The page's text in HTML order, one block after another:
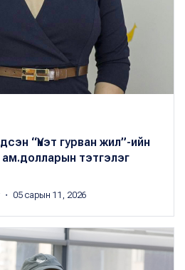
“Үнэт гурван жил”-ийн
тэтгэлэг
・ 05 сарын 11, 2026